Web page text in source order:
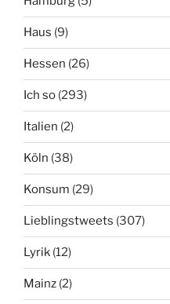
Haus (9)
Hessen (26)
Ich so (293)
Italien (2)
Köln (38)
Konsum (29)
Lieblingstweets (307)
Lyrik (12)
Mainz (2)